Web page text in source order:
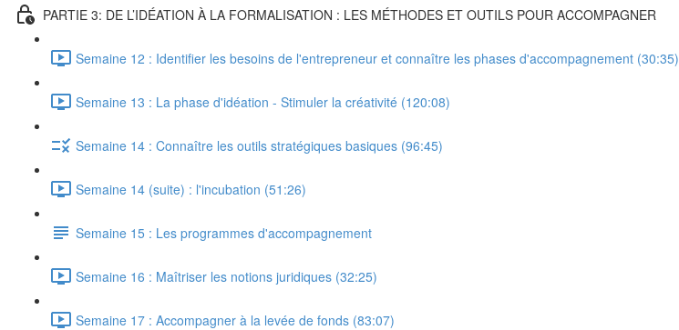
PARTIE 3: DE L’IDÉATION À LA FORMALISATION : LES MÉTHODES ET OUTILS POUR ACCOMPAGNER
Semaine 12 : Identifier les besoins de l'entrepreneur et connaître les phases d'accompagnement (30:35)
Semaine 13 : La phase d'idéation - Stimuler la créativité (120:08)
Semaine 14 : Connaître les outils stratégiques basiques (96:45)
Semaine 14 (suite) : l'incubation (51:26)
Semaine 15 : Les programmes d'accompagnement
Semaine 16 : Maîtriser les notions juridiques (32:25)
Semaine 17 : Accompagner à la levée de fonds (83:07)